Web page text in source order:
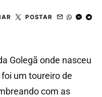
POSTAR
Golegã onde nasceu
um toureiro de
com as